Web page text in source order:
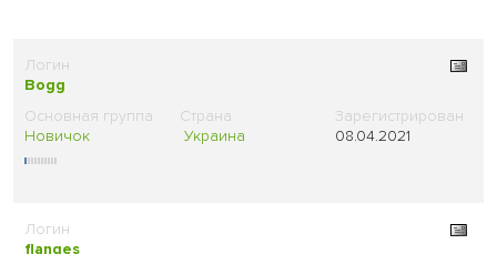
Bogg
Новичок Украина 08.04.2021
flanges